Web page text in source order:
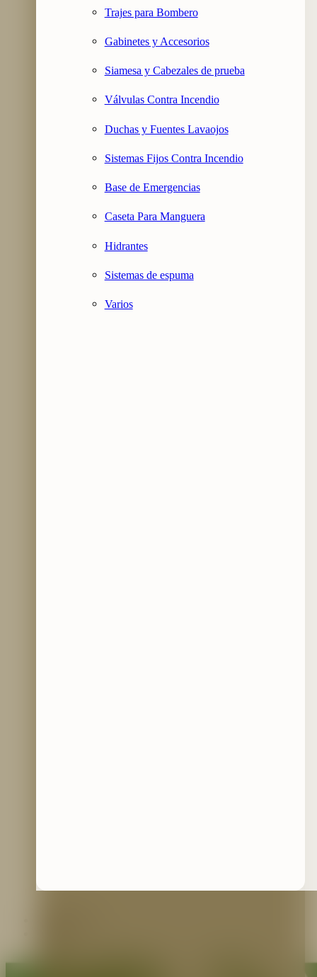
Trajes para Bombero
Gabinetes y Accesorios
Siamesa y Cabezales de prueba
Válvulas Contra Incendio
Duchas y Fuentes Lavaojos
Sistemas Fijos Contra Incendio
Base de Emergencias
Caseta Para Manguera
Hidrantes
Sistemas de espuma
Varios